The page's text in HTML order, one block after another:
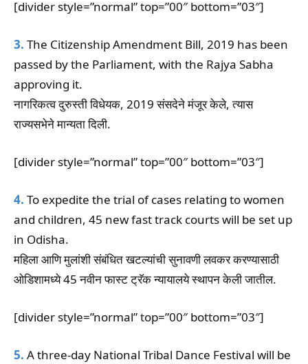
[divider style=”normal” top=”00″ bottom=”03″]
3. The Citizenship Amendment Bill, 2019 has been
passed by the Parliament, with the Rajya Sabha
approving it.
नागरिकत्व दुरुस्ती विधेयक, 2019 संसदेने मंजूर केले, त्यास
राज्यसभेने मान्यता दिली.
[divider style=”normal” top=”00″ bottom=”03″]
4. To expedite the trial of cases relating to women
and children, 45 new fast track courts will be set up
in Odisha.
महिला आणि मुलांशी संबंधित खटल्यांची सुनावणी लवकर करण्यासाठी
ओडिशामध्ये 45 नवीन फास्ट ट्रॅक न्यायालये स्थापन केली जातील.
[divider style=”normal” top=”00″ bottom=”03″]
5. A three-day National Tribal Dance Festival will be